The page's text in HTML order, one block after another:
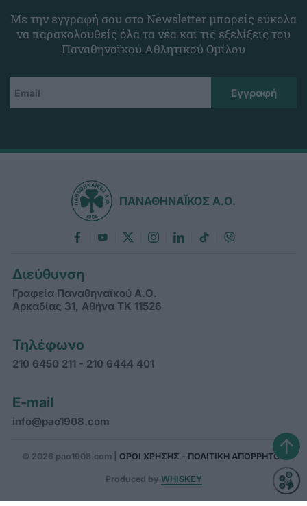
Με την εγγραφή σου στο Newsletter μπορείς εύκολα
να παρακολουθείς όλα τα νέα και τις εξελίξεις του
Παναθηναϊκού Αθλητικού Ομίλου
ΠΑΝΑΘΗΝΑΪΚΟΣ Α.Ο.
Διεύθυνση
Γραφεία Παναθηναϊκού Α.Ο.
Αρκαδίας 31, Αθήνα ΤΚ 11526
Τηλέφωνο
210 6450 211 - 210 6444 401
E-mail
info@pao1908.com
© 2026 pao1908.com | ΟΡΟΙ ΧΡΗΣΗΣ - ΠΟΛΙΤΙΚΗ ΑΠΟΡΡΗΤΟΥ
Produced by WHISKEY
↑